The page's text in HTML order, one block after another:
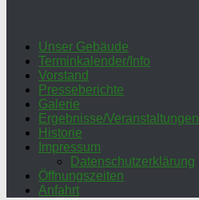
Unser Gebäude
Terminkalender/Info
Vorstand
Presseberichte
Galerie
Ergebnisse/Veranstaltungen
Historie
Impressum
Datenschutzerklärung
Öffnungszeiten
Anfahrt